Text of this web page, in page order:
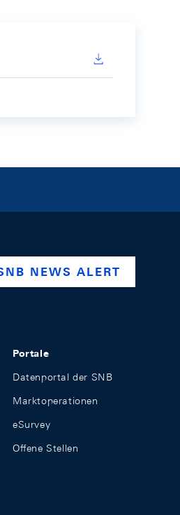
company/swiss-
www.youtube.com/
NEWS ALERT
Portale
Datenportal der SNB
Marktoperationen
eSurvey
Offene Stellen